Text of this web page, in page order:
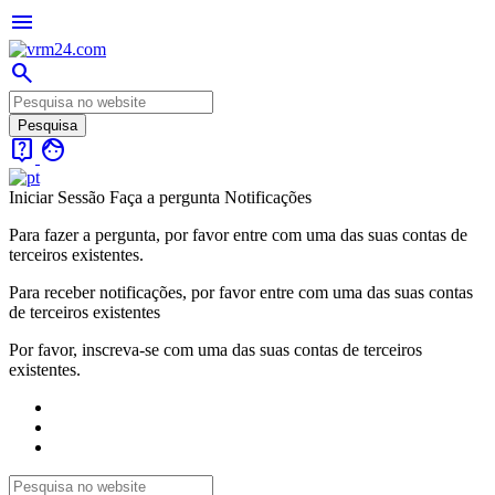
menu
search
live_help face
Iniciar Sessão Faça a pergunta Notificações
Para fazer a pergunta, por favor entre com uma das suas contas de
terceiros existentes.
Para receber notificações, por favor entre com uma das suas contas
de terceiros existentes
Por favor, inscreva-se com uma das suas contas de terceiros
existentes.